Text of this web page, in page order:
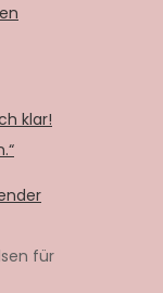
klar!
für